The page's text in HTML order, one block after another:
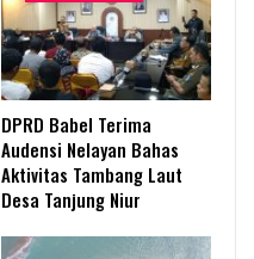
DPRD Babel Terima
Audensi Nelayan Bahas
Aktivitas Tambang Laut
Desa Tanjung Niur